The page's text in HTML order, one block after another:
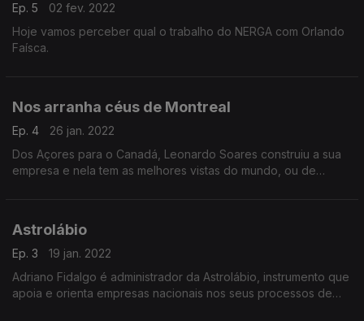
Ep. 5
02 fev. 2022
Hoje vamos perceber qual o trabalho do NERGA com Orlando
Faísca.
Nos arranha céus de Montreal
Ep. 4
26 jan. 2022
Dos Açores para o Canadá, Leonardo Soares construiu a sua
empresa e nela tem as melhores vistas do mundo, ou de
Astrolábio
Ep. 3
19 jan. 2022
Adriano Fidalgo é administrador da Astrolábio, instrumento que
apoia e orienta empresas nacionais nos seus processos de